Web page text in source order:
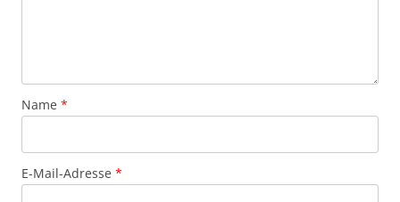
Name *
E-Mail-Adresse *